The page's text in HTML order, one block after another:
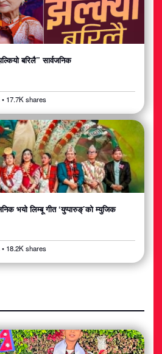
बरिलै” सार्वजनिक
17.7K shares
भयो लिम्बू गीत ‘युप्पारुङ्’को म्युजिक
18.2K shares